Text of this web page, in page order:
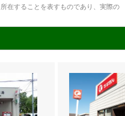
在することを表すものであり、実際の